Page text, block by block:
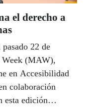
el derecho a
22 de
(MAW),
en Accesibilidad
colaboración
esta edición